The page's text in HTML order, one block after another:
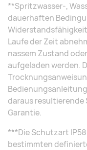
**Spritzwasser-,
dauerhaften
Laufe der Zeit
nassem Zustand
aufgeladen werden.
daraus
Garantie.
***Die Schutzart
bestimmten